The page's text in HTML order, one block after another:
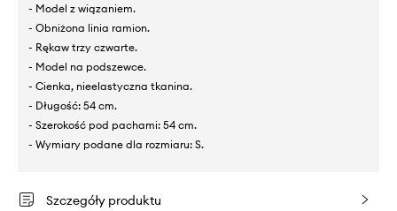
- Model z wiązaniem.
- Obniżona linia ramion.
- Rękaw trzy czwarte.
- Model na podszewce.
- Cienka, nieelastyczna tkanina.
- Długość: 54 cm.
- Szerokość pod pachami: 54 cm.
- Wymiary podane dla rozmiaru: S.
Szczegóły produktu